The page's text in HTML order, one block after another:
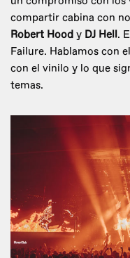
compartir cabina con
Robert Hood y DJ Hell.
Failure. Hablamos con
con el vinilo y lo que
temas.